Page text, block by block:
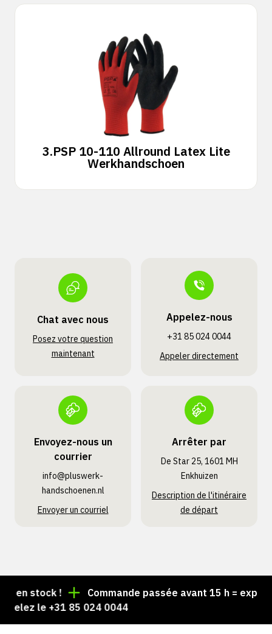
3.PSP 10-110 Allround Latex Lite
Werkhandschoen
Chat avec nous
Posez votre question
maintenant
Appelez-nous
+31 85 024 0044
Appeler directement
Envoyez-nous un
courrier
info@pluswerk­
handschoenen.nl
Envoyer un courriel
Arrêter par
De Star 25, 1601 MH
Enkhuizen
Description de l'itinéraire
de départ
stock !
Commande passée avant 15 h = expédiée
le +31 85 024 0044